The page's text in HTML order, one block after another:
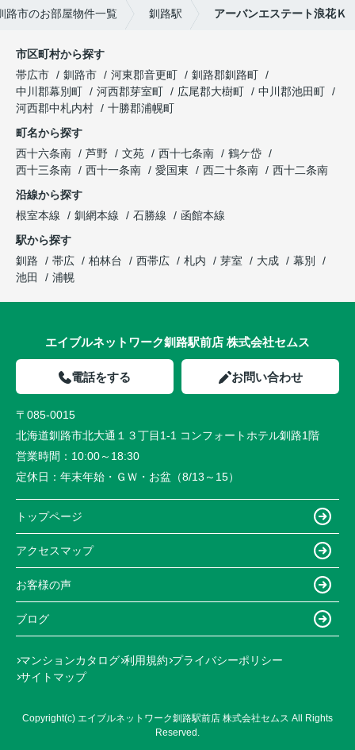
路市のお部屋物件一覧 釧路駅 アーバンエステート浪花Ｋ
市区町村から探す
帯広市
釧路市 河東郡音更町
釧路郡釧路町
中川郡幕別町
河西郡芽室町 広尾郡大樹町
中川郡池田町
河西郡中札内村
十勝郡浦幌町
町名から探す
西十六条南
芦野 文苑 西十七条南
鶴ケ岱
西十三条南
西十一条南 愛国東 西二十条南
西十二条南
沿線から探す
根室本線
釧網本線 石勝線
函館本線
駅から探す
釧路
帯広 柏林台 西帯広 札内 芽室 大成
幕別
池田
浦幌
エイブルネットワーク釧路駅前店 株式会社セムス
電話をする お問い合わせ
〒085-0015
北海道釧路市北大通１３丁目1-1 コンフォートホテル釧路1階
営業時間： 10:00～18:30
定休日： 年末年始・ＧＷ・お盆（8/13～15）
トップページ
アクセスマップ
お客様の声
ブログ
マンションカタログ 利用規約 プライバシーポリシー
サイトマップ
Copyright(c) エイブルネットワーク釧路駅前店 株式会社セムス All Rights
Reserved.